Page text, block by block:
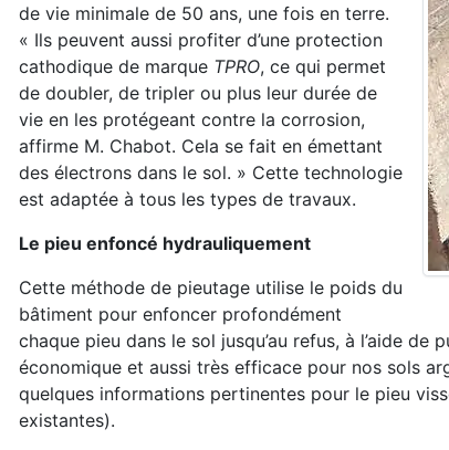
de vie minimale de 50 ans, une fois en terre.
« Ils peuvent aussi profiter d’une protection
cathodique de marque TPRO, ce qui permet
de doubler, de tripler ou plus leur durée de
vie en les protégeant contre la corrosion,
affirme M. Chabot. Cela se fait en émettant
des électrons dans le sol. » Cette technologie
est adaptée à tous les types de travaux.
Le pieu enfoncé hydrauliquement
Cette méthode de pieutage utilise le poids du
bâtiment pour enfoncer profondément
chaque pieu dans le sol jusqu’au refus, à l’aide
économique et aussi très efficace pour nos sols
quelques informations pertinentes pour le pieu
existantes).